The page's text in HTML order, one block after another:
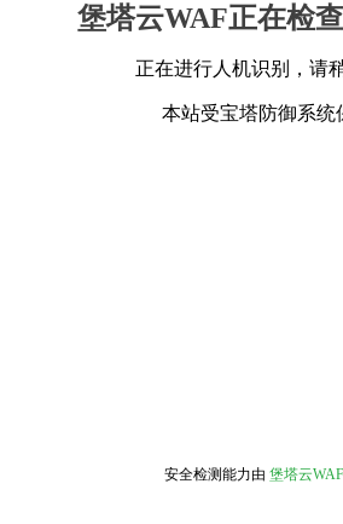
堡塔云WAF正在检
正在进行人机识别，请
本站受宝塔防御系统
安全检测能力由 堡塔云WAF